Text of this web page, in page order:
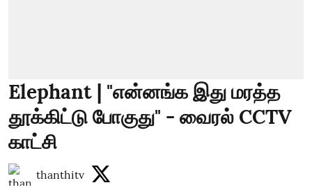
Elephant | "என்னங்க இது மரத்த
தூக்கிட்டு போகுது" - வைரல் CCTV
காட்சி
thanthitv